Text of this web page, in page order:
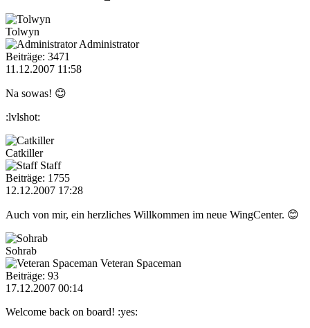
Tolwyn
Administrator
Beiträge: 3471
11.12.2007 11:58
Na sowas! 😊
:lvlshot:
Catkiller
Staff
Beiträge: 1755
12.12.2007 17:28
Auch von mir, ein herzliches Willkommen im neue WingCenter. 😊
Sohrab
Veteran Spaceman
Beiträge: 93
17.12.2007 00:14
Welcome back on board! :yes: